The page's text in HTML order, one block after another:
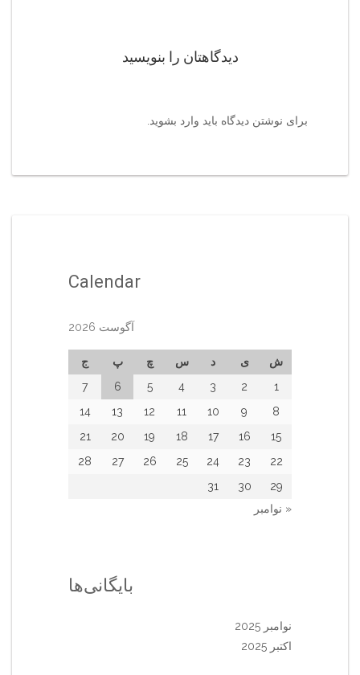
دیدگاهتان را بنویسید
برای نوشتن دیدگاه باید وارد بشوید.
Calendar
آگوست 2026
ش ی د س چ پ
ج
1
2
3
4
5
6
7
8
9
10
11
12
13
14
15
16
17
18
19
20
21
22
23
24
25
26
27
28
29
30
31
« نوامبر
بایگانی‌ها
نوامبر 2025
اکتبر 2025